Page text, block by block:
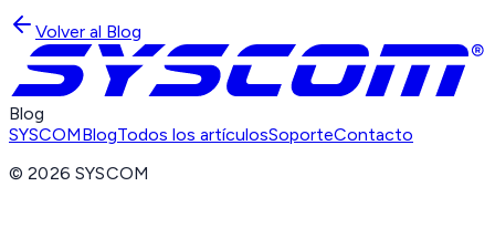
Volver al Blog
Blog
SYSCOMBlogTodos los artículosSoporteContacto
©2026 SYSCOM